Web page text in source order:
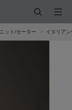
ニット/セーター イタリア